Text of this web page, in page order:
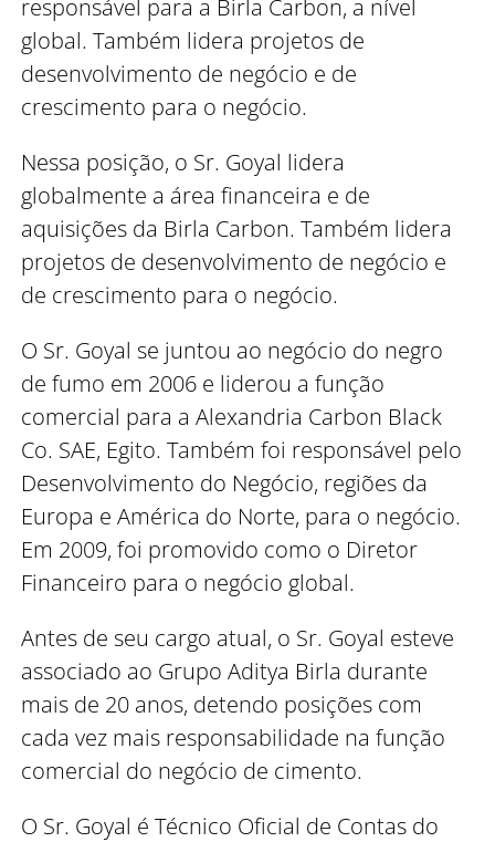
responsável para a Birla Carbon, a nível
global. Também lidera projetos de
desenvolvimento de negócio e de
crescimento para o negócio.
Nessa posição, o Sr. Goyal lidera
globalmente a área financeira e de
aquisições da Birla Carbon. Também lidera
projetos de desenvolvimento de negócio e
de crescimento para o negócio.
O Sr. Goyal se juntou ao negócio do negro
de fumo em 2006 e liderou a função
comercial para a Alexandria Carbon Black
Co. SAE, Egito. Também foi responsável pelo
Desenvolvimento do Negócio, regiões da
Europa e América do Norte, para o negócio.
Em 2009, foi promovido como o Diretor
Financeiro para o negócio global.
Antes de seu cargo atual, o Sr. Goyal esteve
associado ao Grupo Aditya Birla durante
mais de 20 anos, detendo posições com
cada vez mais responsabilidade na função
comercial do negócio de cimento.
O Sr. Goyal é Técnico Oficial de Contas do